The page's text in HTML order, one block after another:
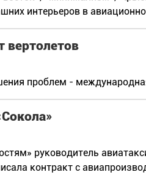
интерьеров в
вертолетов
проблем -
руководитель
контракт с